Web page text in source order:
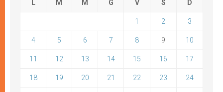
L M M G V S D
1 2 3
4 5 6 7 8 9 10
11 12 13 14 15 16 17
18 19 20 21 22 23 24